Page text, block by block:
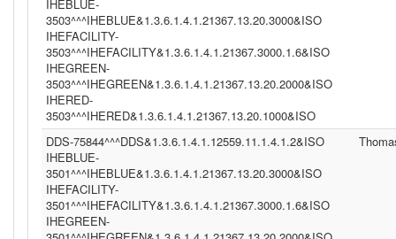
IHEBLUE-
3503^^^IHEBLUE&1.3.6.1.4.1.21367.13.20.3000&ISO
IHEFACILITY-
3503^^^IHEFACILITY&1.3.6.1.4.1.21367.3000.1.6&ISO
IHEGREEN-
3503^^^IHEGREEN&1.3.6.1.4.1.21367.13.20.2000&ISO
IHERED-
3503^^^IHERED&1.3.6.1.4.1.21367.13.20.1000&ISO
DDS-75844^^^DDS&1.3.6.1.4.1.12559.11.1.4.1.2&ISO
IHEBLUE-
3501^^^IHEBLUE&1.3.6.1.4.1.21367.13.20.3000&ISO
IHEFACILITY-
3501^^^IHEFACILITY&1.3.6.1.4.1.21367.3000.1.6&ISO
IHEGREEN-